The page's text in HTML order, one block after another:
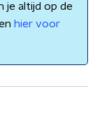
je altijd op de
hier voor